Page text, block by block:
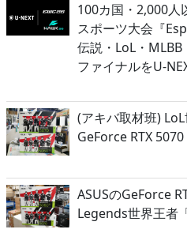
100カ国・2,000人
スポーツ大会『
伝説・LoL・MLBB
ファイナルをU-
(アキバ取材班)
GeForce RTX
ASUSのGeForce
Legends世界王者